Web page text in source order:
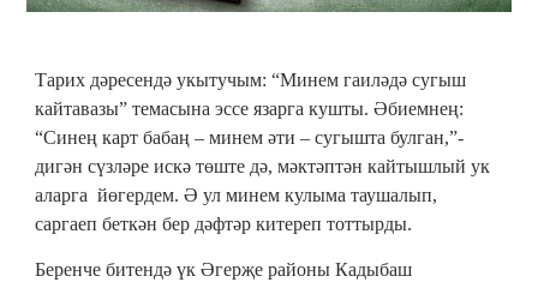
Тарих дәресендә укытучым: “Минем гаиләдә сугыш
кайтавазы” темасына эссе язарга кушты. Әбиемнең:
“Синең карт бабаң – минем әти – сугышта булган,”-
дигән сүзләре искә төште дә, мәктәптән кайтышлый ук
аларга йөгердем. Ә ул минем кулыма таушалып,
саргаеп беткән бер дәфтәр китереп тоттырды.
Беренче битендә үк Әгерҗе районы Кадыбаш